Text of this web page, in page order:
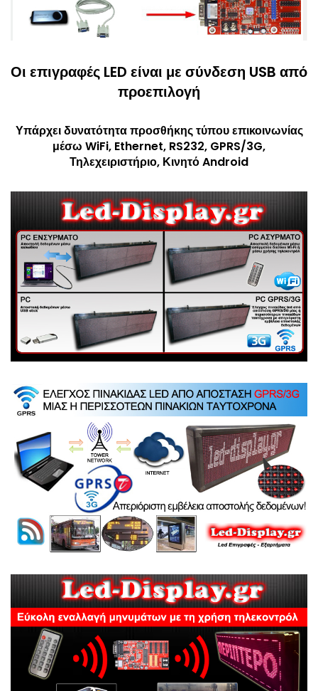
Οι επιγραφές LED είναι με σύνδεση USB από
προεπιλογή
Υπάρχει δυνατότητα προσθήκης τύπου επικοινωνίας
μέσω WiFi, Ethernet, RS232, GPRS/3G,
Τηλεχειριστήριο, Κινητό Android